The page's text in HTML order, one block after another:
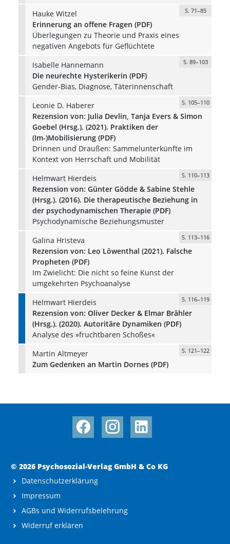
Hauke Witzel
S. 71–85
Erinnerung an offene Fragen (PDF)
Überlegungen zu Theorie und Praxis eines
negativen Angebots für Geflüchtete
Isabelle Hannemann
S. 89–103
Die neurechte Hysterikerin (PDF)
Gender-Bias, Diagnose, Täterinnenschaft
Leonie D. Haberer
S. 105–110
Rezension von: Julia Devlin, Tanja Evers & Simon
Goebel (Hrsg.). (2021). Praktiken der
(Im-)Mobilisierung (PDF)
Drinnen und Draußen: Sammelunterkünfte im
Kontext von Herrschaft und Mobilität
Helmwart Hierdeis
S. 110–113
Rezension von: Günter Gödde & Sabine Stehle
(Hrsg.). (2016). Die therapeutische Beziehung in
der psychodynamischen Therapie (PDF)
Psychodynamische Beziehungsmuster
Galina Hristeva
S. 113–116
Rezension von: Leo Löwenthal (2021). Falsche
Propheten (PDF)
Im Zwielicht: Die nicht so feine Kunst der
umgekehrten Psychoanalyse
Helmwart Hierdeis
S. 116–119
Rezension von: Oliver Decker & Elmar Brähler
(Hrsg.). (2020). Autoritäre Dynamiken (PDF)
Analyse des »fruchtbaren Schoßes«
Martin Altmeyer
S. 121–122
Zum Gedenken an Martin Dornes (PDF)
© 2026 Psychosozial-Verlag GmbH & Co KG
Datenschutzerklärung
Impressum
AGBs und Widerrufsbelehrung
Widerruf erklären